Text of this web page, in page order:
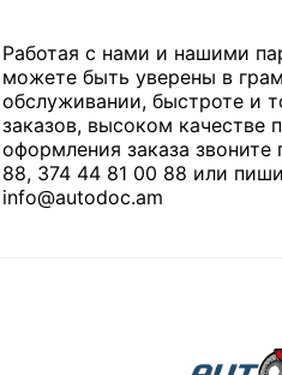
Работая с нами и нашими
можете быть уверены в
обслуживании, быстроте и
заказов, высоком качестве
оформления заказа
88, 374 44 81 00 88 или
info@autodoc.am